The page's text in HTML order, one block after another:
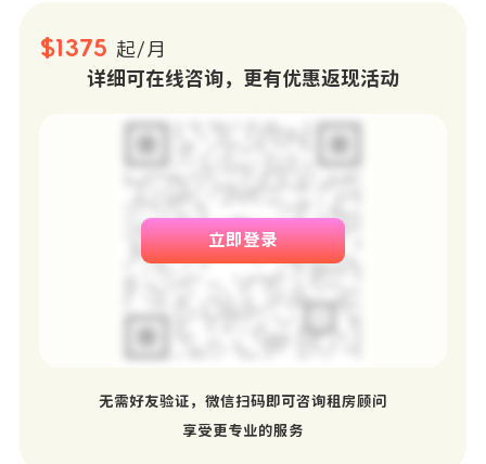
$1375 起/月
详细可在线咨询，更有优惠返现活动
立即登录
无需好友验证，微信扫码即可咨询租房顾问
享受更专业的服务